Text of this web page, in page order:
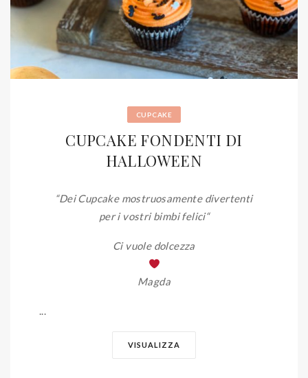
CUPCAKE
CUPCAKE FONDENTI DI
HALLOWEEN
“Dei Cupcake mostruosamente divertenti
per i vostri bimbi felici“
Ci vuole dolcezza
Magda
...
VISUALIZZA